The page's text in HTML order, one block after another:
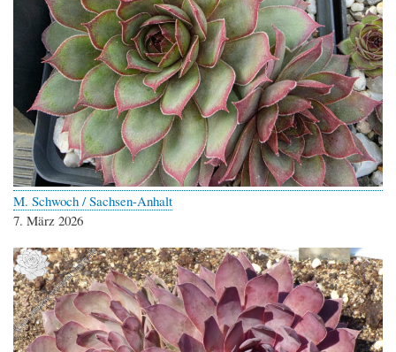
M. Schwoch / Sachsen-Anhalt
7. März 2026